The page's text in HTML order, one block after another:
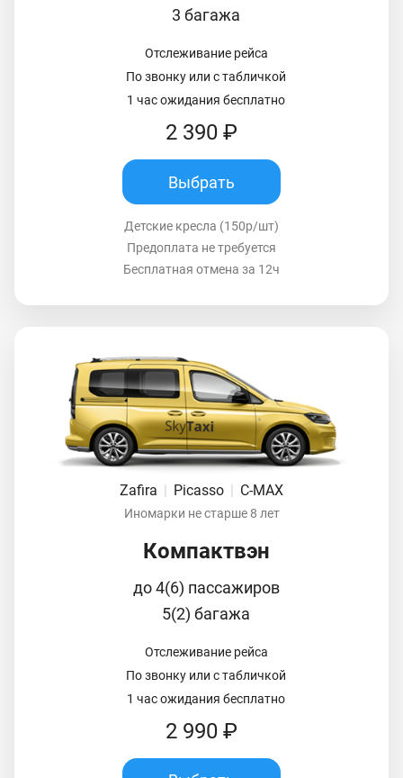
3 багажа
Отслеживание рейса
По звонку или с табличкой
1 час ожидания бесплатно
2 390 ₽
Выбрать
Детские кресла (150р/шт)
Предоплата не требуется
Бесплатная отмена за 12ч
Zafira | Picasso | C-MAX
Иномарки не старше 8 лет
Компактвэн
до 4(6) пассажиров
5(2) багажа
Отслеживание рейса
По звонку или с табличкой
1 час ожидания бесплатно
2 990 ₽